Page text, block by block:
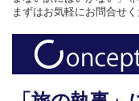
まずはお気軽にお問合せく